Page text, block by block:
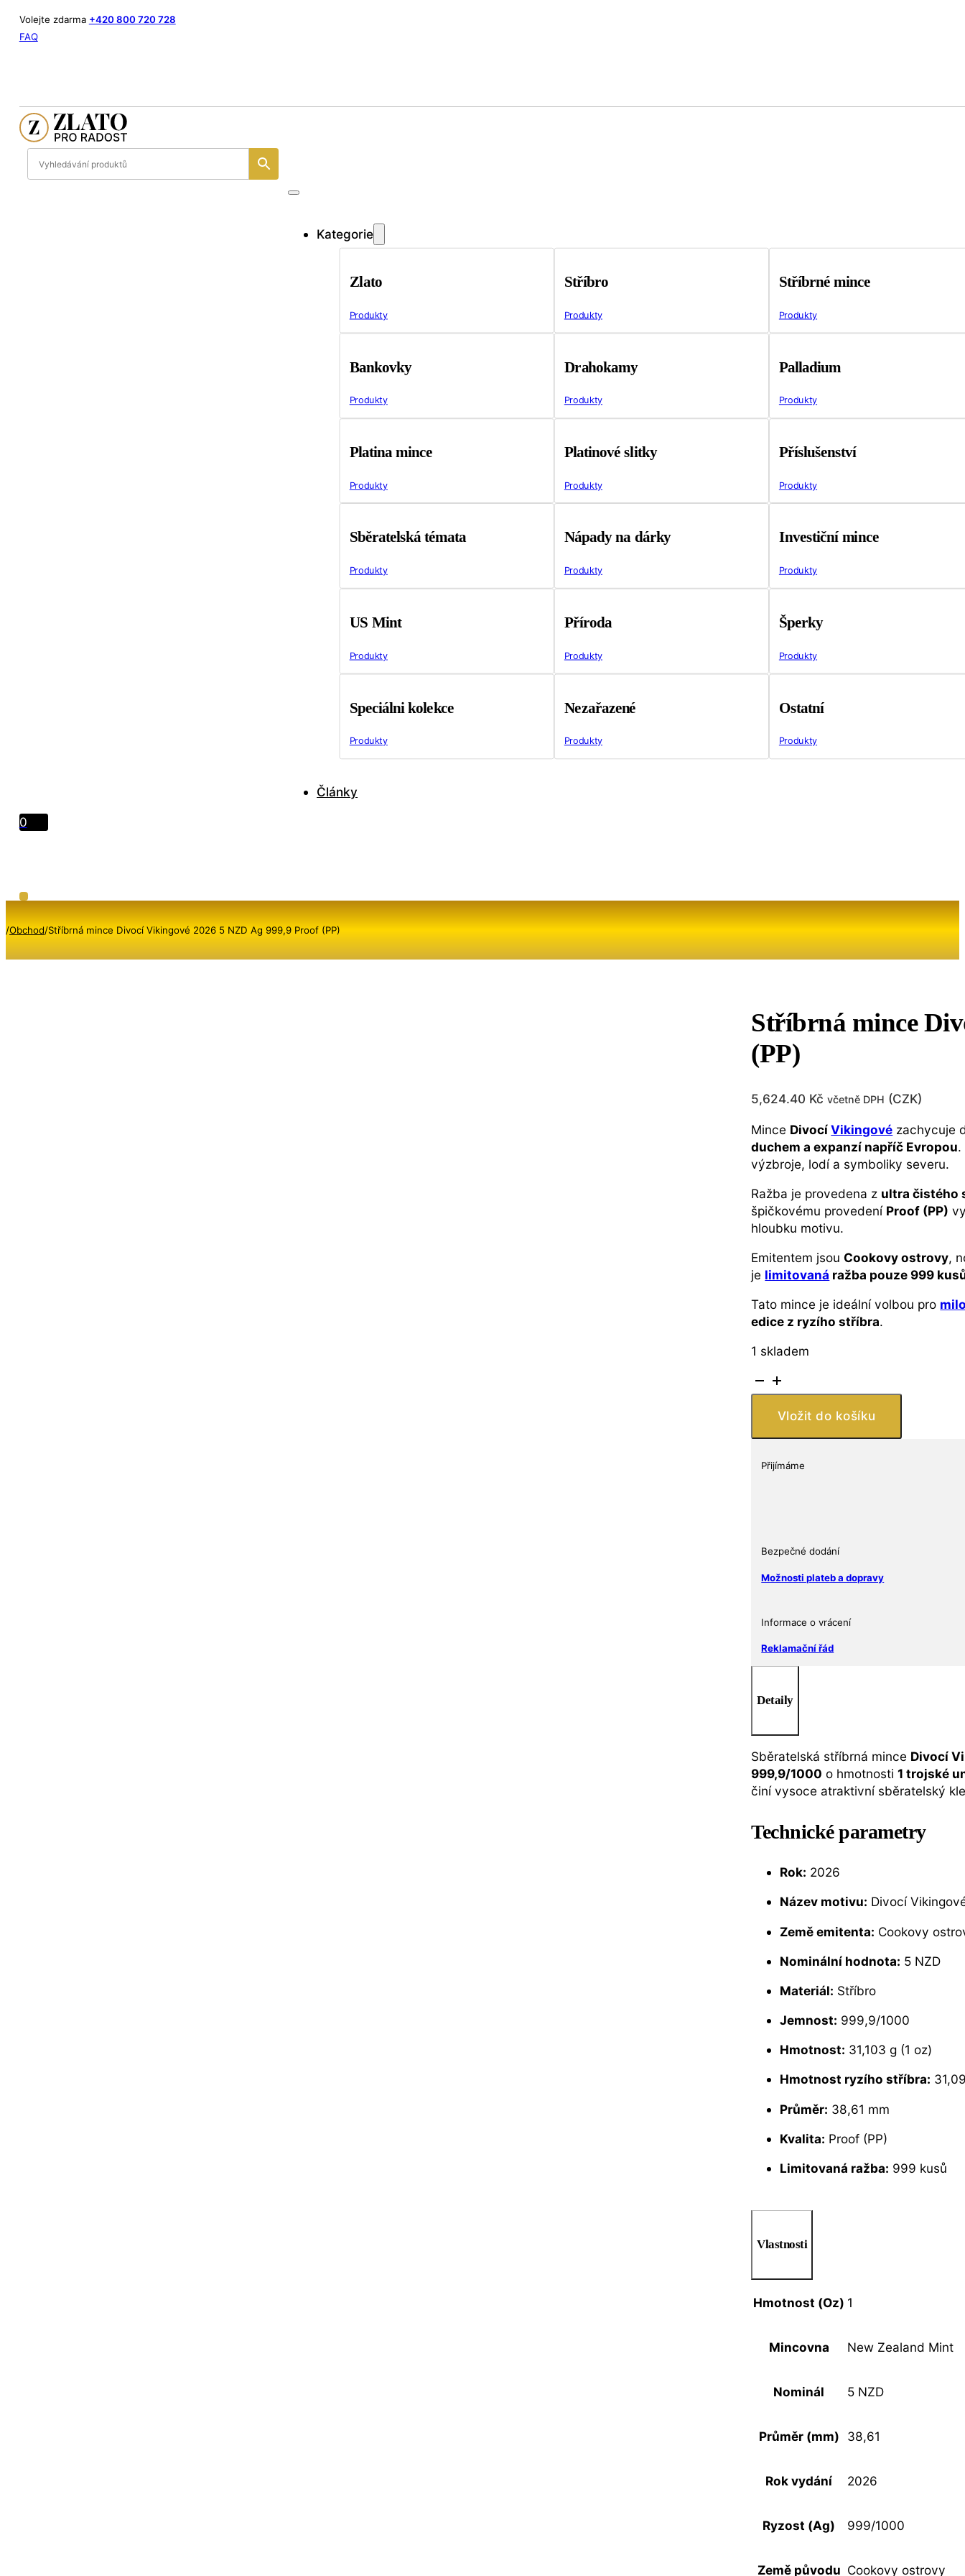
Volejte zdarma +420 800 720 728
FAQ
Kategorie
Zlato
Produkty
Stříbro
Produkty
Stříbrné mince
Produkty
Bankovky
Produkty
Drahokamy
Produkty
Palladium
Produkty
Platina mince
Produkty
Platinové slitky
Produkty
Příslušenství
Produkty
Sběratelská témata
Produkty
Nápady na dárky
Produkty
Investiční mince
Produkty
US Mint
Produkty
Příroda
Produkty
Šperky
Produkty
Speciálni kolekce
Produkty
Nezařazené
Produkty
Ostatní
Produkty
Články
0
/Obchod/Stříbrná mince Divocí Vikingové 2026 5 NZD Ag 999,9 Proof (PP)
Stříbrná mince
(PP)
5,624.40 Kč včetně DPH (CZK)
Mince DivocíVikingové zachycuje
duchem a expanzí napříč Evropou.
výzbroje, lodí a symboliky severu.
Ražba je provedena z ultra čistého
špičkovému provedení Proof (PP)
hloubku motivu.
Emitentem jsou Cookovy ostrovy,
je limitovaná ražba pouze 999
Tato mince je ideální volbou pro
edice z ryzího stříbra.
1 skladem
Stříbrná
mince
Divocí
(PP)
množství
Vložit do košíku
Přijímáme
Bezpečné dodání
Možnosti plateb a dopravy
Informace o vrácení
Reklamační řád
Detaily
Sběratelská stříbrná mince Divocí
999,9/1000 o hmotnosti1 trojské
činí vysoce atraktivní sběratelský
Technické parametry
Rok: 2026
Název motivu: Divocí
Země emitenta: Cookovy
Nominální hodnota: 5 NZD
Materiál: Stříbro
Jemnost: 999,9/1000
Hmotnost: 31,103 g (1 oz)
Hmotnost ryzího stříbra:
Průměr: 38,61 mm
Kvalita: Proof (PP)
Limitovaná ražba: 999 kusů
Vlastnosti
Hmotnost (Oz) 1
Mincovna New Zealand Mint
Nominál 5 NZD
Průměr (mm) 38,61
Rok vydání 2026
Ryzost (Ag) 999/1000
Země původu Cookovy ostrovy